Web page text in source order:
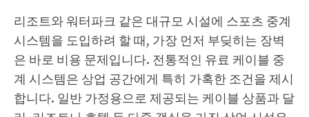
리조트와 워터파크 같은 대규모 시설에 스포츠 중계
시스템을 도입하려 할 때, 가장 먼저 부딪히는 장벽
은 바로 비용 문제입니다. 전통적인 유료 케이블 중
계 시스템은 상업 공간에게 특히 가혹한 조건을 제시
합니다. 일반 가정용으로 제공되는 케이블 상품과 달